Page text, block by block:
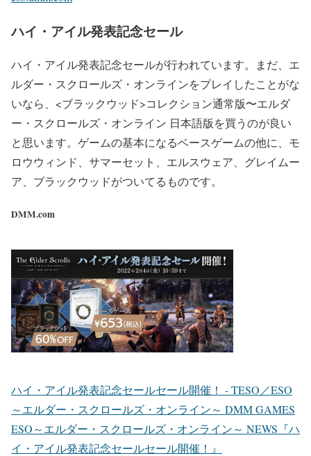
ハイ・アイル発表記念セール
ハイ・アイル発表記念セールが行われています。まだ、エ
ルダー・スクロールズ・オンラインをプレイしたことがな
いなら、<ブラックウッド>コレクション通常版〜エルダ
ー・スクロールズ・オンライン 日本語版を買うのが良い
と思います。ゲームの基本になるベースゲームの他に、モ
ロウウィンド、サマーセット、エルスウェア、グレイムー
ア、ブラックウッドがついてるものです。
DMM.com
ハイ・アイル発表記念セールセール開催！ - TESO／ESO
～エルダー・スクロールズ・オンライン～ DMM GAMES
ESO～エルダー・スクロールズ・オンライン～ NEWS『ハ
イ・アイル発表記念セールセール開催！』